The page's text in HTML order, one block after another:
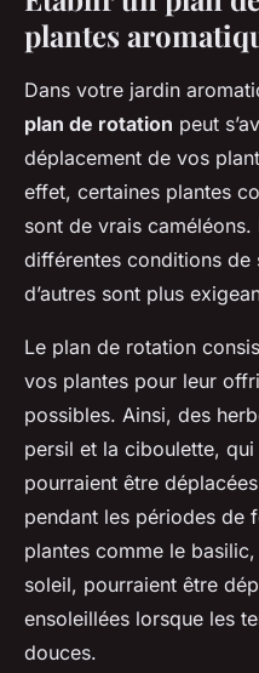
plantes
Dans votre jardin
plan de rotation peut
déplacement de vos
effet, certaines plantes
sont de vrais caméléons.
différentes conditions de
d’autres sont plus
Le plan de rotation
vos plantes pour leur
possibles. Ainsi, des
persil et la ciboulette,
pourraient être
pendant les périodes de
plantes comme le
soleil, pourraient être
ensoleillées lorsque les
douces.